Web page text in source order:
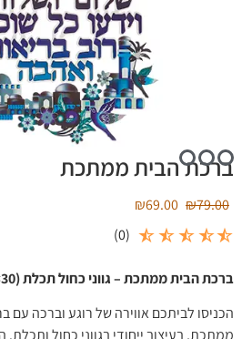
ברכת הבית ממתכת
₪79.00
₪69.00
(
0
)
ברכת הבית ממתכת – גווני כחול תכלת (30×20 ס"מ)
הכניסו לביתכם אווירה של רוגע וברכה